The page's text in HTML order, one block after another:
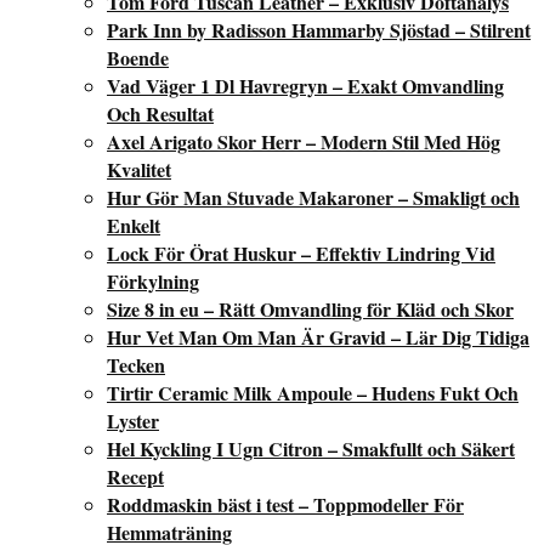
Park Inn by Radisson Hammarby Sjöstad – Stilrent
Boende
Vad Väger 1 Dl Havregryn – Exakt Omvandling
Och Resultat
Axel Arigato Skor Herr – Modern Stil Med Hög
Kvalitet
Hur Gör Man Stuvade Makaroner – Smakligt och
Enkelt
Lock För Örat Huskur – Effektiv Lindring Vid
Förkylning
Size 8 in eu – Rätt Omvandling för Kläd och Skor
Hur Vet Man Om Man Är Gravid – Lär Dig Tidiga
Tecken
Tirtir Ceramic Milk Ampoule – Hudens Fukt Och
Lyster
Hel Kyckling I Ugn Citron – Smakfullt och Säkert
Recept
Roddmaskin bäst i test – Toppmodeller För
Hemmaträning